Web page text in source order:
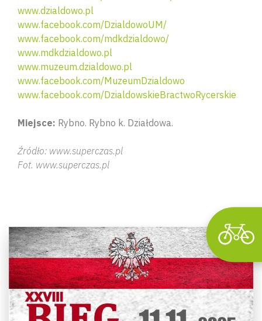
www.dzialdowo.pl
www.facebook.com/DzialdowoUM/
www.facebook.com/mdkdzialdowo/
www.mdkdzialdowo.pl
www.muzeum.dzialdowo.pl
www.facebook.com/MuzeumDzialdowo
www.facebook.com/DzialdowskieBractwoRycerskie
Miejsce: Rybno. Rybno k. Działdowa.
Źródło: www.superczas.pl
Fot. www.superczas.pl